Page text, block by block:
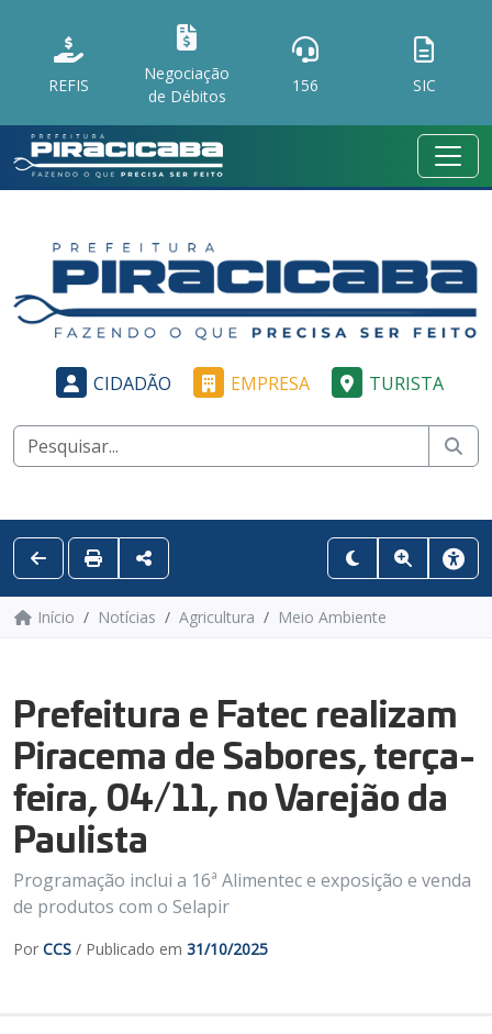
REFIS
Negociação
de Débitos
156 SIC
CIDADÃO EMPRESA TURISTA
Início Notícias Agricultura Meio Ambiente
Prefeitura e Fatec realizam
Piracema de Sabores, terça-
feira, 04/11, no Varejão da
Paulista
Programação inclui a 16ª Alimentec e exposição e venda
de produtos com o Selapir
Por CCS / Publicado em 31/10/2025